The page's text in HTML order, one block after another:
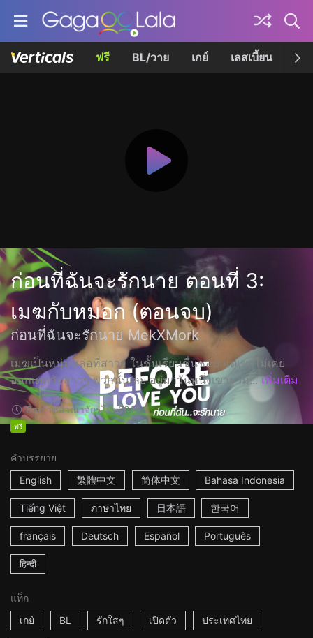
ฟรี BL/วาย เกย์ เลสเบี้ยน เค
ก่อนที่ฉันจะรักนาย ตอนที่ 3:
เมฆกับหมอก (ตอนจบ)
ก่อนที่ฉันจะรักนาย MekXMork
เมฆเป็นหนุ่มหล่อที่สาวๆ ในชั้นเรียนชื่นชอบ แต่เขาไม่เคย
ออกเดทกับสาวๆ พวกนั้นเลย อยู่มาวันหนึ่งเขารวม... เพิ่มเติม
8mราชอาณาจักรไทย2019
ฟรี
คำบรรยาย
English
繁體中文 简体中文 Bahasa Indonesia
Tiếng Việt ภาษาไทย 日本語 한국어
français Deutsch Español Português
हिन्दी
แท็ก
เกย์
BL รักใสๆ เปิดตัว ประเทศไทย